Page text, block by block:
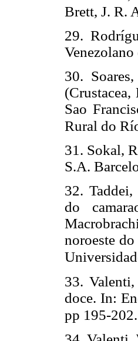
Brett, J. R.
29.
30.
(Crustacea,
Sao
Rural do
31. Sokal,
S.A.
32.
do
noroeste
33.
doce. In:
pp 195-202.